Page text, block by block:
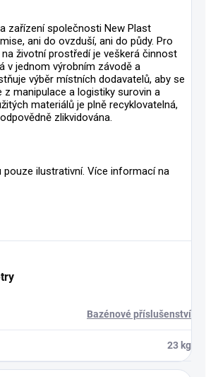
zařízení společnosti New Plast
ani do ovzduší, ani do půdy. Pro
životní prostředí je veškerá činnost
v jednom výrobním závodě a
výběr místních dodavatelů, aby se
manipulace a logistiky surovin a
materiálů je plně recyklovatelná,
zlikvidována.
pouze ilustrativní. Více informací na
Bazénové příslušenství
23 kg